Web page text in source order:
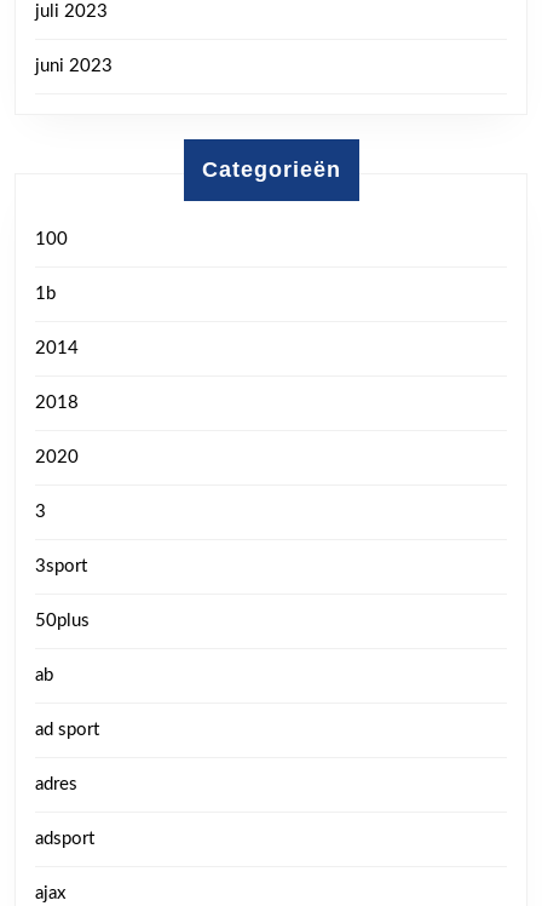
juli 2023
juni 2023
Categorieën
100
1b
2014
2018
2020
3
3sport
50plus
ab
ad sport
adres
adsport
ajax